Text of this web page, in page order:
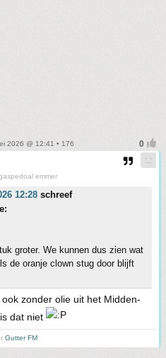
2026 @ 12:41 • 176
emmer
12:28 schreef
groter. We kunnen dus zien wat
de oranje clown stug door blijft
zonder olie uit het Midden-
dat niet
Gutter FM